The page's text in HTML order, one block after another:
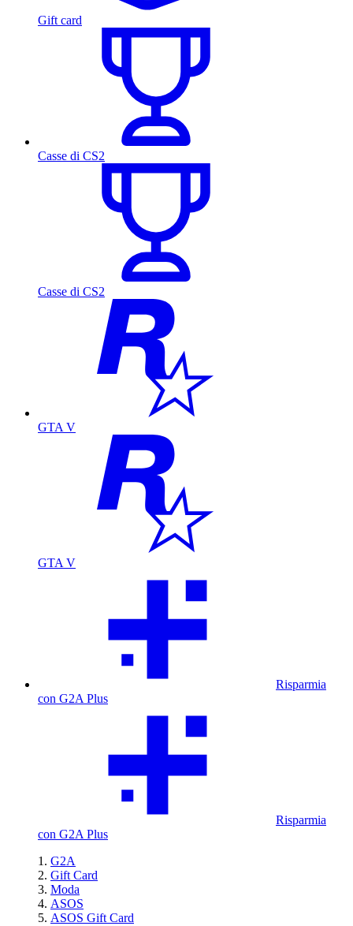
Gift card
Casse di CS2
Casse di CS2
GTA V
GTA V
Risparmia
con G2A Plus
Risparmia
con G2A Plus
G2A
Gift Card
Moda
ASOS
ASOS Gift Card